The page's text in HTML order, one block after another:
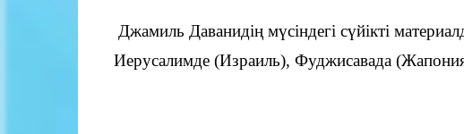
Джамиль Даванидің мүсіндегі сүйікті
Иерусалимде (Израиль), Фуджисавада